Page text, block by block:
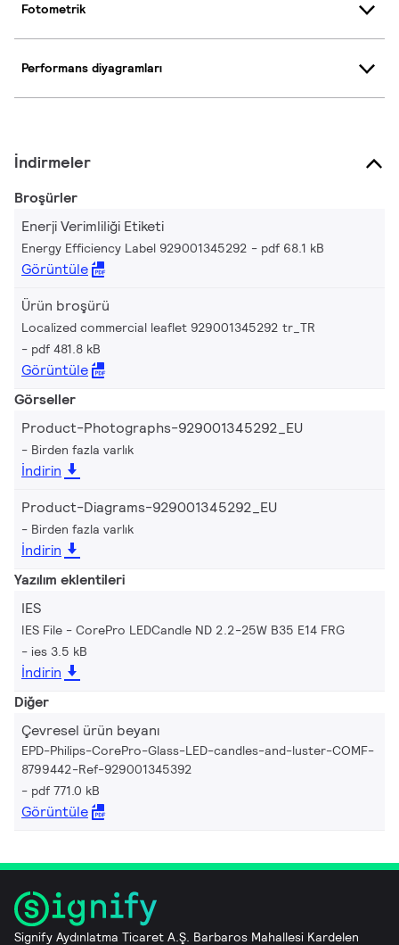
Fotometrik
Performans diyagramları
İndirmeler
Broşürler
Enerji Verimliliği Etiketi
Energy Efficiency Label 929001345292 pdf 68.1 kB
Görüntüle
Ürün broşürü
Localized commercial leaflet 929001345292 tr_TR
pdf 481.8 kB
Görüntüle
Görseller
Product-Photographs-929001345292_EU
Birden fazla varlık
İndirin
Product-Diagrams-929001345292_EU
Birden fazla varlık
İndirin
Yazılım eklentileri
IES
IES File - CorePro LEDCandle ND 2.2-25W B35 E14 FRG
ies 3.5 kB
İndirin
Diğer
Çevresel ürün beyanı
EPD-Philips-CorePro-Glass-LED-candles-and-luster-COMF-
8799442-Ref-929001345392
pdf 771.0 kB
Görüntüle
Signify Aydınlatma Ticaret A.Ş. Barbaros Mahallesi Kardelen